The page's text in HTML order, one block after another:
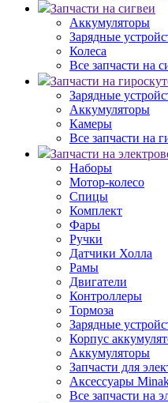
Запчасти на сигвеи
Аккумуляторы
Зарядные
Колеса
Все запчасти на
Запчасти на
Зарядные
Аккумуляторы
Камеры
Все запчасти на
Запчасти на
Наборы
Мотор-колесо
Спицы
Комплект
Фары
Ручки
Датчики Холла
Рамы
Двигатели
Контроллеры
Тормоза
Зарядные
Корпус
Аккумуляторы
Запчасти для
Аксессуары
Все запчасти на